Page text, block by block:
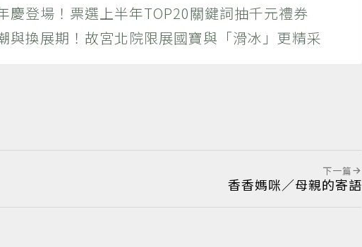
登場！票選上半年TOP20關鍵詞抽千元禮券
換展期！故宮北院限展國寶與「滑冰」更精采
下一篇
香香媽咪／母親的寄語